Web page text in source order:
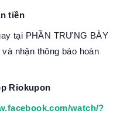
tiền
tại PHẦN TRƯNG BÀY
nhận thông báo hoàn
Riokupon
watch/?